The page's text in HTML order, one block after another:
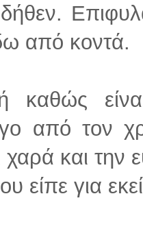
από κοντά.
καθώς
από τον
χαρά και την
είπε για